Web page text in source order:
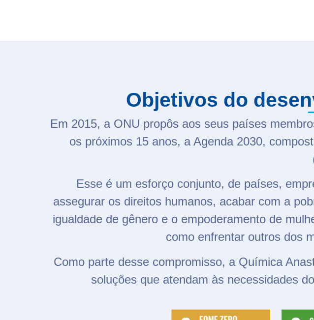
Objetivos do
Em 2015, a ONU propôs aos seus países
os próximos 15 anos, a Agenda 2030,
Esse é um esforço conjunto, de países,
assegurar os direitos humanos, acabar com a
igualdade de gênero e o empoderamento de
como enfrentar outros dos
Como parte desse compromisso, a Química
soluções que atendam às necessidades